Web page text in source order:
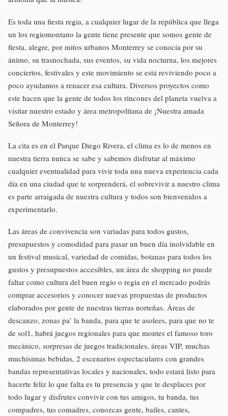
Es toda una fiesta regia, a cualquier lugar de la república que llega
un los regiomontano la gente tiene presente que somos gente de
fiesta, alegre, por mitos urbanos Monterrey se conocía por su
ánimo, su trasnochada, sus eventos, su vida nocturna, los mejores
conciertos, festivales y este movimiento se está reviviendo poco a
poco ayudamos a renacer esa cultura. Diversos proyectos como
este hacen que la gente de todos los rincones del planeta vuelva a
visitar nuestro estado y área metropolitana de ¡Nuestra amada
Señora de Monterrey!
La cita es en el Parque Diego Rivera, el clima es lo de menos en
nuestra tierra nunca se sabe y sabemos disfrutar al máximo
cualquier eventualidad para vivir toda una nueva experiencia cada
día en una ciudad que te sorprenderá, el sobrevivir a nuestro clima
es parte arraigada de nuestra cultura y todos son bienvenidos a
experimentarlo.
Las áreas de convivencia son variadas para todos gustos,
presupuestos y comodidad para pasar un buen día inolvidable en
un festival musical, variedad de comidas, botanas para todos los
gustos y presupuestos accesibles, un área de shopping no puede
faltar como cultura del buen regio o regia en el mercado podrás
comprar accesorios y conocer nuevas propuestas de productos
elaborados por gente de nuestras tierras norteñas. Áreas de
descanzo, zonas pa’ la banda, para que te asolees, para que no te
de sol1, habrá juegos regionales para que montes el famoso toro
mecánico, sorpresas de juegos tradicionales, áreas VIP, muchas
muchísimas bebidas, 2 escenarios espectaculares con grandes
bandas representativas locales y nacionales, todo estará listo para
hacerte feliz lo que falta es tu presencia y que te desplaces por
todo lugar y disfrutes convivir con tus amigos, tu banda, tus
compadres, tus comadres, conozcas gente, bailes, cantes,